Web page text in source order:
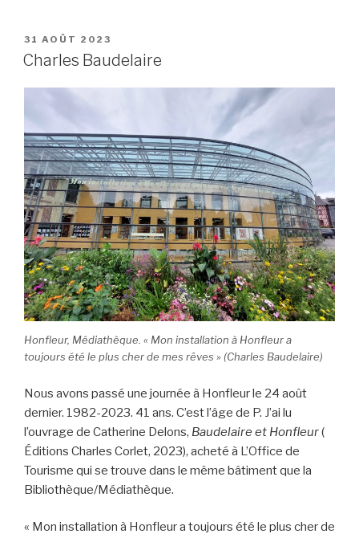
PUBLIÉ
LE
31 AOÛT 2023
Charles Baudelaire
Honfleur, Médiathèque. « Mon installation à Honfleur a
toujours été le plus cher de mes rêves » (Charles Baudelaire)
Nous avons passé une journée à Honfleur le 24 août
dernier. 1982-2023. 41 ans. C’est l’âge de P. J’ai lu
l’ouvrage de Catherine Delons, Baudelaire et Honfleur(
Éditions Charles Corlet, 2023), acheté à L’Office de
Tourisme qui se trouve dans le même bâtiment que la
Bibliothèque/Médiathèque.
« Mon installation à Honfleur a toujours été le plus cher de